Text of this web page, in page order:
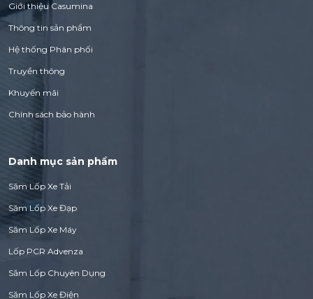
Giới thiệu Casumina
Thông tin sản phẩm
Hệ thống Phân phối
Truyền thông
Khuyến mãi
Chính sách bảo hành
Danh mục sản phẩm
Săm Lốp Xe Tải
Săm Lốp Xe Đạp
Săm Lốp Xe Máy
Lốp PCR Advenza
Săm Lốp Chuyên Dụng
Săm Lốp Xe Điện